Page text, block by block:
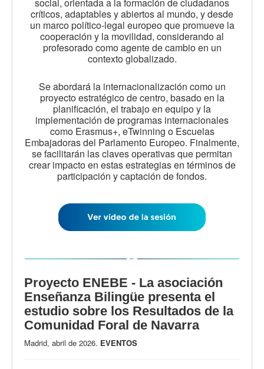
críticos, adaptables y abiertos al mundo, y desde
un marco político-legal europeo que promueve la
cooperación y la movilidad, considerando al
profesorado como agente de cambio en un
contexto globalizado.
Se abordará la internacionalización como un
proyecto estratégico de centro, basado en la
planificación, el trabajo en equipo y la
implementación de programas internacionales
como Erasmus+, eTwinning o Escuelas
Embajadoras del Parlamento Europeo. Finalmente,
se facilitarán las claves operativas que permitan
crear impacto en estas estrategias en términos de
participación y captación de fondos.
Proyecto ENEBE - La asociación
Enseñanza Bilingüe presenta el
estudio sobre los Resultados de la
Comunidad Foral de Navarra
Madrid, abril de 2026. EVENTOS